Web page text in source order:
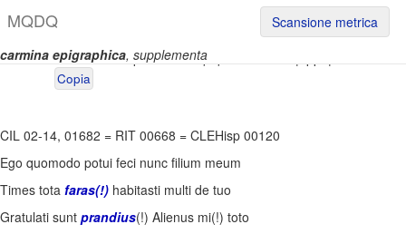
MQDQ
Scansione metrica
carmina epigraphica, supplementa
Permalink:https://www.mqdq.it/textsce/CE|appe|0666
Copia
CIL 02-14, 01682 = RIT 00668 = CLEHisp 00120
Ego quomodo potui feci nunc filium meum
Times tota faras(!) habitasti multi de tuo
Gratulati sunt prandius(!) Alienus mi(!) toto